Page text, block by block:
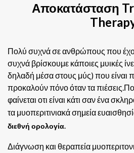
Αποκατάσταση
Πολύ συχνά σε ανθρώπους που
συχνά βρίσκουμε κάποιες μυικές
δηλαδή μέσα στους μύς) που είναι
προκαλούν πόνο όταν τα
φαίνεται οτι είναι κάτι σαν ένα
τα μυοπεριτινιακά σημεία
διεθνή ορολογία.
Διάγνωση και θεραπεία